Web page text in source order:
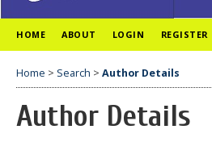
HOME ABOUT LOGIN REGISTER
Home > Search > Author Details
Author Details